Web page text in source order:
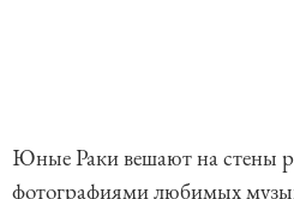
Юные Раки вешают на стены
фотографиями любимых